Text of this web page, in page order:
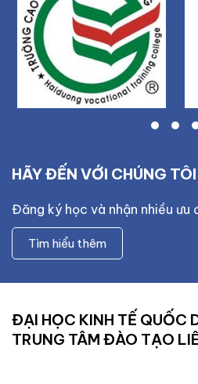
HÃY ĐẾN VỚI CHÚNG
Đăng ký học và nhận nhiều ưu
Tìm hiểu thêm
ĐẠI HỌC KINH TẾ QUỐC
TRUNG TÂM ĐÀO TẠO